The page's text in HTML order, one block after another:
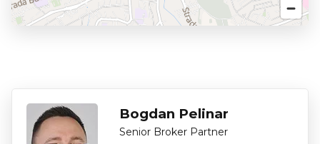
Bogdan Pelinar
Senior Broker Partner